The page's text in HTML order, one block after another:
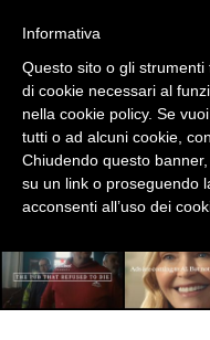
PUNTI VENDITA
CSR
STRATEGIE
DIGITALE
Informativa
Questo sito o gli
di cookie necessari al
nella cookie policy. Se
tutti o ad alcuni cookie,
Chiudendo questo
su un link o proseguendo
acconsenti all’uso dei